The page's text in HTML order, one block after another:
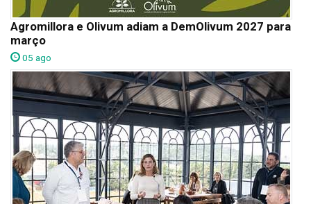
Agromillora e Olivum adiam a DemOlivum 2027 para
março
05 ago